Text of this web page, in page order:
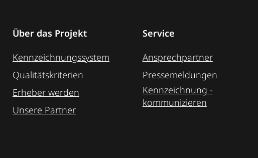
Über das Projekt
Kennzeichnungssystem
Qualitätskriterien
Erheber werden
Unsere Partner
Service
Ansprechpartner
Pressemeldungen
Kennzeichnung ­
kommunizieren